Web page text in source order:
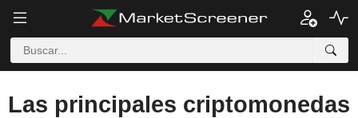
Las principales criptomonedas